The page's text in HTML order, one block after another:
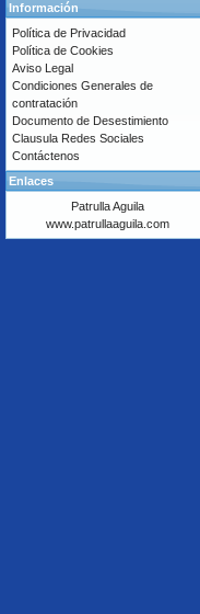
Información
Política de Privacidad
Política de Cookies
Aviso Legal
Condiciones Generales de
contratación
Documento de Desestimiento
Clausula Redes Sociales
Contáctenos
Enlaces
Patrulla Aguila
www.patrullaaguila.com